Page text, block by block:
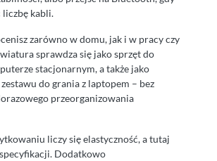
liczbę kabli.
zarówno w domu, jak i w pracy czy
sprawdza się jako sprzęt do
stacjonarnym, a także jako
do grania z laptopem – bez
przeorganizowania
liczy się elastyczność, a tutaj
Dodatkowo